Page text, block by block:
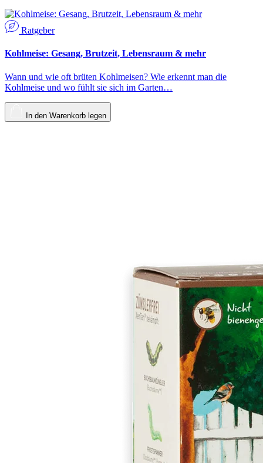
Ratgeber
Kohlmeise: Gesang, Brutzeit, Lebensraum & mehr
Wann und wie oft brüten Kohlmeisen? Wie erkennt man die
Kohlmeise und wo fühlt sie sich im Garten…
In den Warenkorb legen